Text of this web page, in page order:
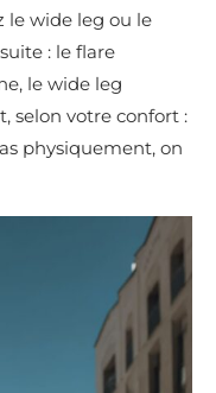
le wide leg ou le
: le flare
le wide leg
selon votre confort :
physiquement, on